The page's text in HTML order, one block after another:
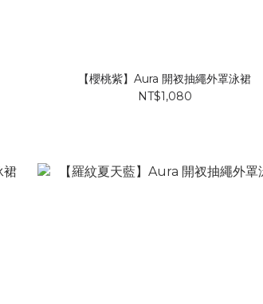
【櫻桃紫】Aura 開衩抽繩外罩泳裙
NT$1,080